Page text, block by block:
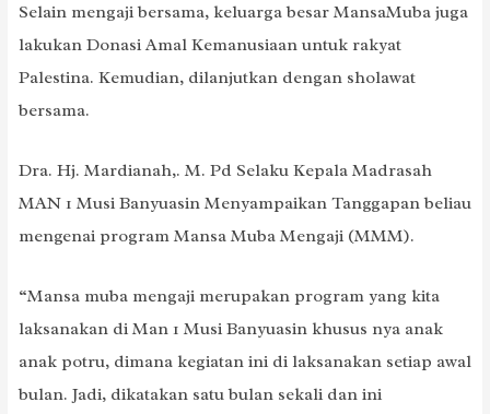
Selain mengaji bersama, keluarga besar MansaMuba juga
lakukan Donasi Amal Kemanusiaan untuk rakyat
Palestina. Kemudian, dilanjutkan dengan sholawat
bersama.
Dra. Hj. Mardianah,. M. Pd Selaku Kepala Madrasah
MAN 1 Musi Banyuasin Menyampaikan Tanggapan beliau
mengenai program Mansa Muba Mengaji (MMM).
“Mansa muba mengaji merupakan program yang kita
laksanakan di Man 1 Musi Banyuasin khusus nya anak
anak potru, dimana kegiatan ini di laksanakan setiap awal
bulan. Jadi, dikatakan satu bulan sekali dan ini